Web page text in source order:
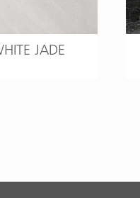
JADE